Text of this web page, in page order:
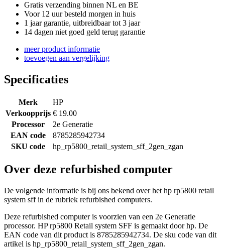
Gratis verzending binnen NL en BE
Voor 12 uur besteld morgen in huis
1 jaar garantie, uitbreidbaar tot 3 jaar
14 dagen niet goed geld terug garantie
meer product informatie
toevoegen aan vergelijking
Specificaties
Merk
HP
Verkoopprijs € 19.00
Processor
2e Generatie
EAN code
8785285942734
SKU code
hp_rp5800_retail_system_sff_2gen_zgan
Over deze refurbished computer
De volgende informatie is bij ons bekend over het hp rp5800 retail
system sff in de rubriek refurbished computers.
Deze refurbished computer is voorzien van een 2e Generatie
processor. HP rp5800 Retail system SFF is gemaakt door hp. De
EAN code van dit product is 8785285942734. De sku code van dit
artikel is hp_rp5800_retail_system_sff_2gen_zgan.